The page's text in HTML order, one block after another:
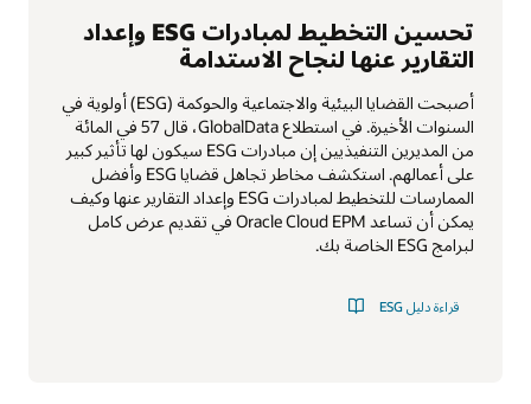
تحسين التخطيط لمبادرات ESG وإعداد
التقارير عنها لنجاح الاستدامة
أصبحت القضايا البيئية والاجتماعية والحوكمة (ESG) أولوية في
السنوات الأخيرة. في استطلاع GlobalData، قال 57 في المائة
من المديرين التنفيذيين إن مبادرات ESG سيكون لها تأثير كبير
على أعمالهم. استكشف مخاطر تجاهل قضايا ESG وأفضل
الممارسات للتخطيط لمبادرات ESG وإعداد التقارير عنها وكيف
يمكن أن تساعد Oracle Cloud EPM في تقديم عرض كامل
لبرامج ESG الخاصة بك.
قراءة دليل ESG‏